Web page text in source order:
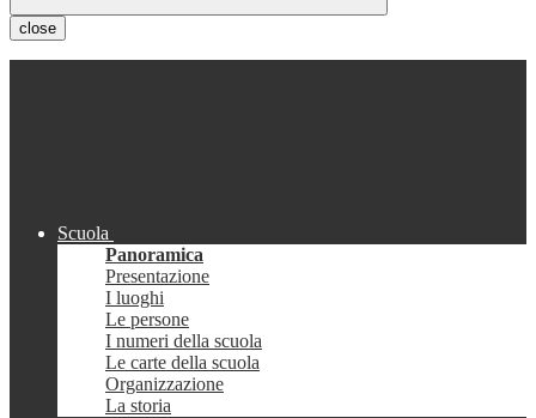
close
Scuola
Panoramica
Presentazione
I luoghi
Le persone
I numeri della scuola
Le carte della scuola
Organizzazione
La storia